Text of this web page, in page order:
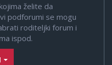
želite da
podforumi se mogu
roditeljki forum i
ispod.